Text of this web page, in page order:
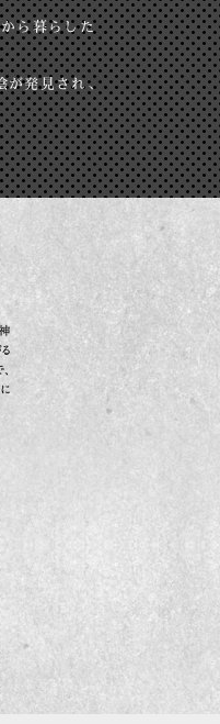
ら暮らした
が発見され、